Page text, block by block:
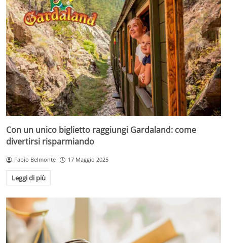
Con un unico biglietto raggiungi Gardaland: come
divertirsi risparmiando
Fabio Belmonte 17 Maggio 2025
Leggi di più